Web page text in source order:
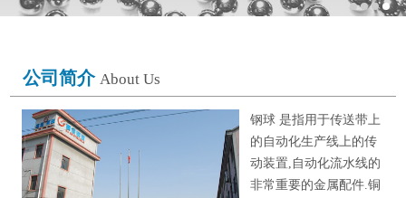
公司简介 About Us
钢球 是指用于传送带上
的自动化生产线上的传
动装置,自动化流水线的
非常重要的金属配件.铜